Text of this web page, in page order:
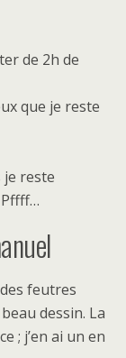
de 2h de
que je reste
je reste
feutres
dessin. La
; j’en ai un en